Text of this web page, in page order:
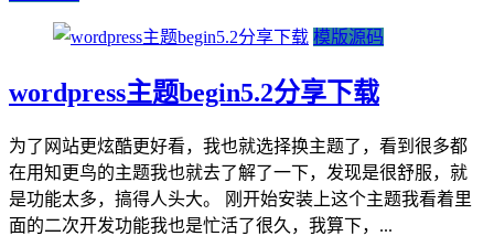
模版源码
wordpress主题begin5.2分享下载
为了网站更炫酷更好看，我也就选择换主题了，看到很多都
在用知更鸟的主题我也就去了解了一下，发现是很舒服，就
是功能太多，搞得人头大。 刚开始安装上这个主题我看着里
面的二次开发功能我也是忙活了很久，我算下，...